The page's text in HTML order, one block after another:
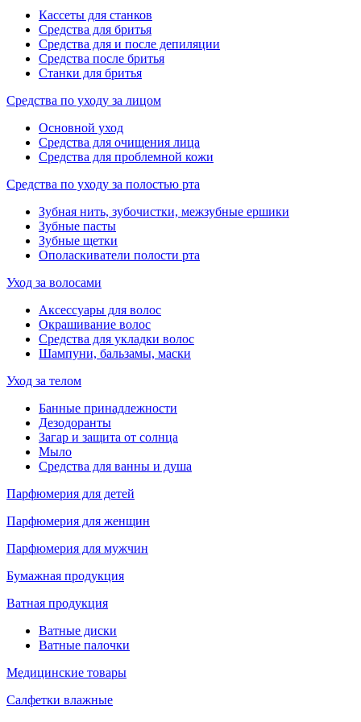
Кассеты для станков
Средства для бритья
Средства для и после депиляции
Средства после бритья
Станки для бритья
Средства по уходу за лицом
Основной уход
Средства для очищения лица
Средства для проблемной кожи
Средства по уходу за полостью рта
Зубная нить, зубочистки, межзубные ершики
Зубные пасты
Зубные щетки
Ополаскиватели полости рта
Уход за волосами
Аксессуары для волос
Окрашивание волос
Средства для укладки волос
Шампуни, бальзамы, маски
Уход за телом
Банные принадлежности
Дезодоранты
Загар и защита от солнца
Мыло
Средства для ванны и душа
Парфюмерия для детей
Парфюмерия для женщин
Парфюмерия для мужчин
Бумажная продукция
Ватная продукция
Ватные диски
Ватные палочки
Медицинские товары
Салфетки влажные